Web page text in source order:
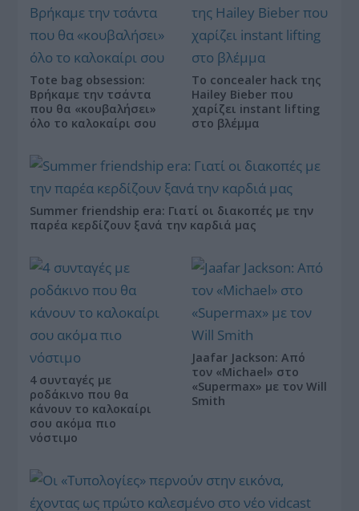
Tote bag obsession:
Βρήκαμε την τσάντα
που θα «κουβαλήσει»
όλο το καλοκαίρι σου
Το concealer hack της
Hailey Bieber που
χαρίζει instant lifting
στο βλέμμα
Summer friendship era: Γιατί οι διακοπές με την
παρέα κερδίζουν ξανά την καρδιά μας
4 συνταγές με
ροδάκινο που θα
κάνουν το καλοκαίρι
σου ακόμα πιο
νόστιμο
Jaafar Jackson: Από
τον «Michael» στο
«Supermax» με τον Will
Smith